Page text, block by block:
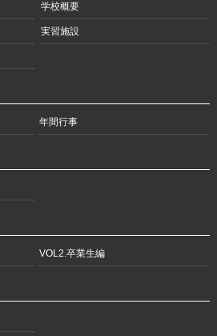
学校概要
実習施設
年間行事
VOL2.卒業生編